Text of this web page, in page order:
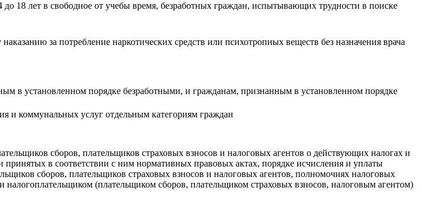
18 лет в свободное от учебы время, безработных граждан, испытывающих трудности в поиске
за потребление наркотических средств или психотропных веществ без назначения врача
в установленном порядке безработными, и гражданам, признанным в установленном порядке
и коммунальных услуг отдельным категориям граждан
сборов, плательщиков страховых взносов и налоговых агентов о действующих налогах и
принятых в соответствии с ним нормативных правовых актах, порядке исчисления и уплаты
сборов, плательщиков страховых взносов и налоговых агентов, полномочиях налоговых
(плательщиком сборов, плательщиком страховых взносов, налоговым агентом)